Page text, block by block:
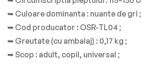
➥ Culoare dominanta : nuante de gri ;
➥ Cod producator : OSR-TL04 ;
➥ Greutate (cu ambalaj) : 0,17 kg ;
➥ Scop : adult, copil, universal ;